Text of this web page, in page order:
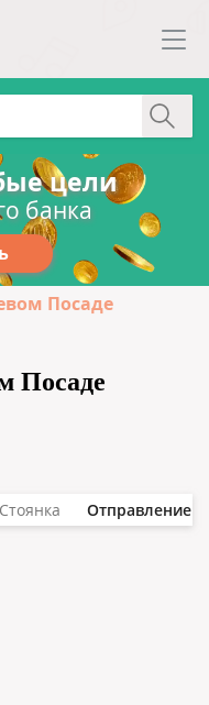
цели
банка
Посаде
Посаде
Стоянка Отправление